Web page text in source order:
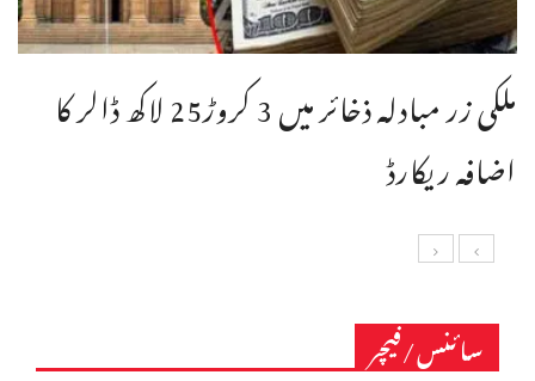
ملکی زر مبادلہ ذخائر میں 3 کروڑ25 لاکھ ڈالر کا
اضافہ ریکارڈ
سائنس/فیچر